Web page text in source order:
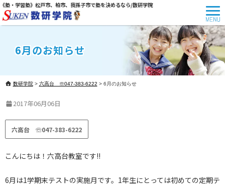
《塾・学習塾》松戸市、柏市、我孫子市で塾を決めるなら/数研学院
6月のお知らせ
数研学院> 六高台 ☏047-383-6222 > 6月のお知らせ
2017年06月06日
六高台 ☏047-383-6222
こんにちは！六高台教室です!!
6月は1学期末テストの実施月です。1年生にとっては初めての定期テ